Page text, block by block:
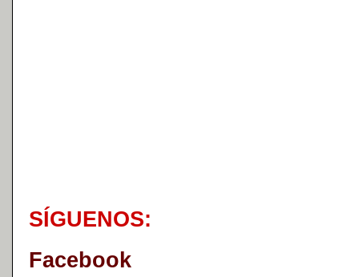
SÍGUENOS:
Facebook